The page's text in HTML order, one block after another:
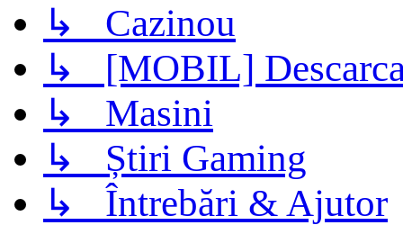
↳ Cazinou
↳ [MOBIL]
↳ Masini
↳ Știri Gaming
↳ Întrebări & Ajutor